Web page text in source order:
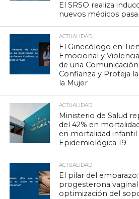
El SRSO realiza
nuevos médicos
ACTUALIDAD
El Ginecólogo en
Emocional y
de una
Confianza y Proteja
la Mujer
ACTUALIDAD
Ministerio de Salud
del 42% en
en mortalidad infantil
Epidemiológica 19
ACTUALIDAD
El pilar del
progesterona vaginal
optimización del